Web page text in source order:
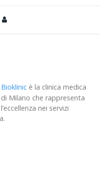
Bioklinic è la clinica medica
di Milano che rappresenta
l’eccellenza nei servizi